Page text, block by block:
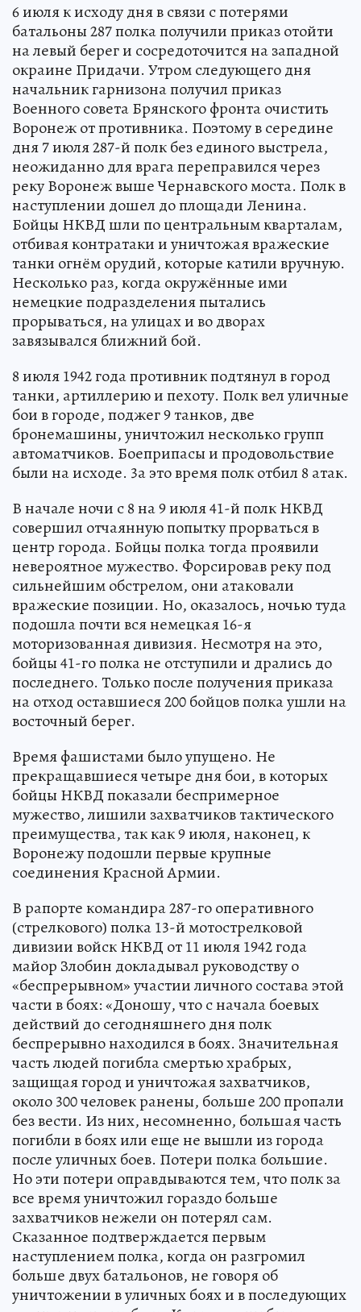
6 июля к исходу дня в связи с потерями
батальоны 287 полка получили приказ отойти
на левый берег и сосредоточится на западной
окраине Придачи. Утром следующего дня
начальник гарнизона получил приказ
Военного совета Брянского фронта очистить
Воронеж от противника. Поэтому в середине
дня 7 июля 287-й полк без единого выстрела,
неожиданно для врага переправился через
реку Воронеж выше Чернавского моста. Полк в
наступлении дошел до площади Ленина.
Бойцы НКВД шли по центральным кварталам,
отбивая контратаки и уничтожая вражеские
танки огнём орудий, которые катили вручную.
Несколько раз, когда окружённые ими
немецкие подразделения пытались
прорываться, на улицах и во дворах
завязывался ближний бой.
8 июля 1942 года противник подтянул в город
танки, артиллерию и пехоту. Полк вел уличные
бои в городе, поджег 9 танков, две
бронемашины, уничтожил несколько групп
автоматчиков. Боеприпасы и продовольствие
были на исходе. 3а это время полк отбил 8 атак.
В начале ночи с 8 на 9 июля 41-й полк НКВД
совершил отчаянную попытку прорваться в
центр города. Бойцы полка тогда проявили
невероятное мужество. Форсировав реку под
сильнейшим обстрелом, они атаковали
вражеские позиции. Но, оказалось, ночью туда
подошла почти вся немецкая 16-я
моторизованная дивизия. Несмотря на это,
бойцы 41-го полка не отступили и дрались до
последнего. Только после получения приказа
на отход оставшиеся 200 бойцов полка ушли на
восточный берег.
Время фашистами было упущено. Не
прекращавшиеся четыре дня бои, в которых
бойцы НКВД показали беспримерное
мужество, лишили захватчиков тактического
преимущества, так как 9 июля, наконец, к
Воронежу подошли первые крупные
соединения Красной Армии.
В рапорте командира 287-го оперативного
(стрелкового) полка 13-й мотострелковой
дивизии войск НКВД от 11 июля 1942 года
майор Злобин докладывал руководству о
«беспрерывном» участии личного состава этой
части в боях: «Доношу, что с начала боевых
действий до сегодняшнего дня полк
беспрерывно находился в боях. Значительная
часть людей погибла смертью храбрых,
защищая город и уничтожая захватчиков,
около 300 человек ранены, больше 200 пропали
без вести. Из них, несомненно, большая часть
погибли в боях или еще не вышли из города
после уличных боев. Потери полка большие.
Но эти потери оправдываются тем, что полк за
все время уничтожил гораздо больше
захватчиков нежели он потерял сам.
Сказанное подтверждается первым
наступлением полка, когда он разгромил
больше двух батальонов, не говоря об
уничтожении в уличных боях и в последующих